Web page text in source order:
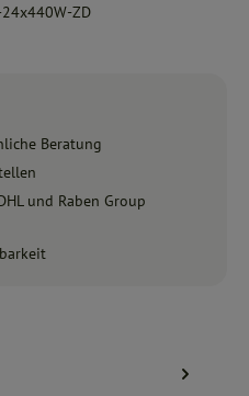
ZD
Beratung
und Raben Group